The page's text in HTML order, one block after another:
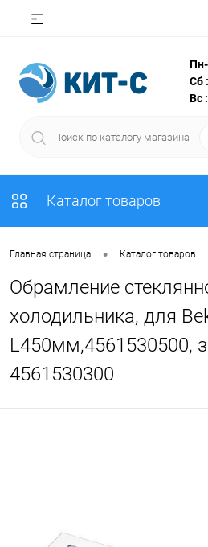
Сб
Вс
Каталог товаров
Главная страница • Каталог товаров
Обрамление
холодильника, для
L450мм,4561530500,
4561530300